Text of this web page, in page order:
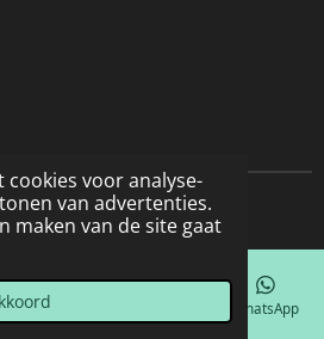
cookies voor analyse-
van advertenties.
maken van de site gaat
WhatsApp